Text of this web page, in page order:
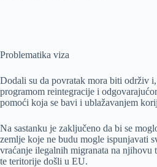
Problematika viza
Dodali su da povratak mora biti održiv
programom reintegracije i
pomoći koja se bavi i ublažavanjem
Na sastanku je zaključeno da bi se
zemlje koje ne budu mogle ispunjavati
vraćanje ilegalnih migranata na njihovu
te teritorije došli u EU.